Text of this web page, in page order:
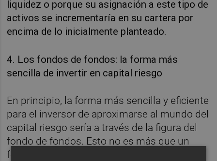
liquidez o porque su asignación a este tipo de
activos se incrementaría en su cartera por
encima de lo inicialmente planteado.
4. Los fondos de fondos: la forma más
sencilla de invertir en capital riesgo
En principio, la forma más sencilla y eficiente
para el inversor de aproximarse al mundo del
capital riesgo sería a través de la figura del
fondo de fondos. Esto no es más que un
fondo gestionado por un equipo